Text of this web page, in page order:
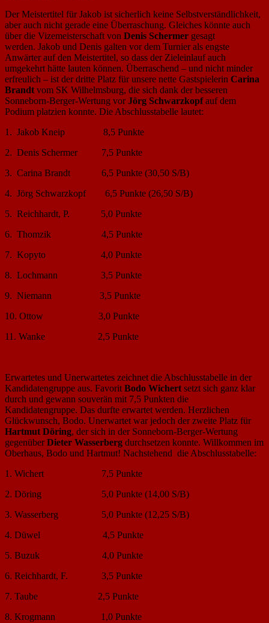
Der Meistertitel für Jakob ist sicherlich keine Selbstverständlichkeit,
aber auch nicht gerade eine Überraschung. Gleiches könnte auch
über die Vizemeisterschaft von Denis Schermer gesagt
werden. Jakob und Denis galten vor dem Turnier als engste
Anwärter auf den Meistertitel, so dass der Zieleinlauf auch
umgekehrt hätte lauten können. Überraschend – und nicht minder
erfreulich – ist der dritte Platz für unsere nette Gastspielerin Carina
Brandtvom SK Wilhelmsburg, die sich dank der besseren
Sonneborn-Berger-Wertung vorJörg Schwarzkopfauf dem
Podium platzien konnte. Die Abschlusstabelle lautet:
1. Jakob Kneip 8,5 Punkte
2. Denis Schermer 7,5 Punkte
3. Carina Brandt 6,5 Punkte (30,50 S/B)
4. Jörg Schwarzkopf 6,5 Punkte (26,50 S/B)
5. Reichhardt, P. 5,0 Punkte
6. Thomzik 4,5 Punkte
7. Kopyto 4,0 Punkte
8. Lochmann 3,5 Punkte
9. Niemann 3,5 Punkte
10. Ottow 3,0 Punkte
11. Wanke 2,5 Punkte
Erwartetes und Unerwartetes zeichnet die Abschlusstabelle in der
Kandidatengruppe aus. FavoritBodo Wichertsetzt sich ganz klar
durch und gewann souverän mit 7,5 Punkten die
Kandidatengruppe. Das durfte erwartet werden. Herzlichen
Glückwunsch, Bodo. Unerwartet war jedoch der zweite Platz für
Hartmut Döring, der sich in der Sonneborn-Berger-Wertung
gegenüberDieter Wasserberg durchsetzen konnte. Willkommen im
Oberhaus, Bodo und Hartmut! Nachstehend die Abschlusstabelle:
1. Wichert 7,5 Punkte
2. Döring 5,0 Punkte (14,00 S/B)
3. Wasserberg 5,0 Punkte (12,25 S/B)
4. Düwel 4,5 Punkte
5. Buzuk 4,0 Punkte
6. Reichhardt, F. 3,5 Punkte
7. Taube 2,5 Punkte
8. Krogmann 1,0 Punkte